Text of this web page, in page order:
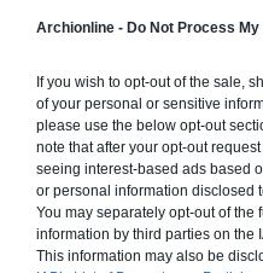
Archionline - Do Not Process
If you wish to opt-out of the sale,
of your personal or sensitive
please use the below opt-out
note that after your opt-out
seeing interest-based ads based
or personal information disclosed
You may separately opt-out of the
information by third parties on the
This information may also be
À
417
Je